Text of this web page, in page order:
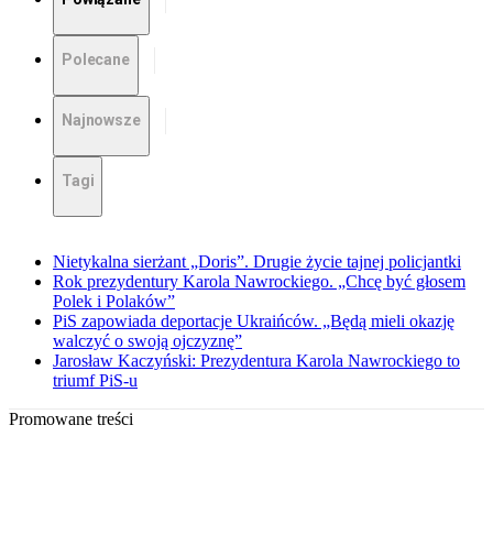
Polecane
Najnowsze
Tagi
Nietykalna sierżant „Doris”. Drugie życie tajnej policjantki
Rok prezydentury Karola Nawrockiego. „Chcę być głosem
Polek i Polaków”
PiS zapowiada deportacje Ukraińców. „Będą mieli okazję
walczyć o swoją ojczyznę”
Jarosław Kaczyński: Prezydentura Karola Nawrockiego to
triumf PiS-u
Promowane treści